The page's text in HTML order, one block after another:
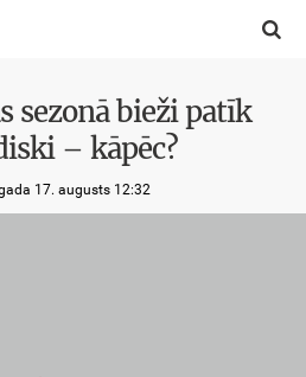

sezonā bieži patīk
– kāpēc?
17. augusts 12:32